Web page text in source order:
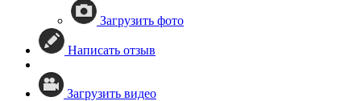
Загрузить фото
Написать отзыв
Загрузить видео